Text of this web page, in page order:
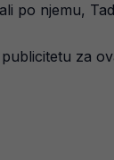
po njemu,
za